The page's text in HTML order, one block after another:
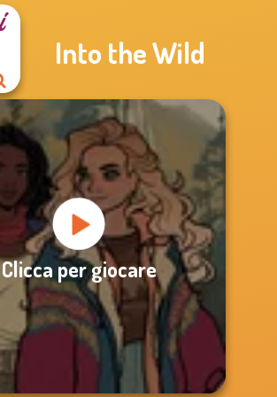
Into the Wild
Clicca per giocare